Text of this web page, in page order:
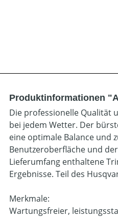
Produktinformationen
Die professionelle Qualität
bei jedem Wetter. Der
eine optimale Balance und
Benutzeroberfläche und
Lieferumfang enthaltene
Ergebnisse. Teil des
Merkmale:
Wartungsfreier,